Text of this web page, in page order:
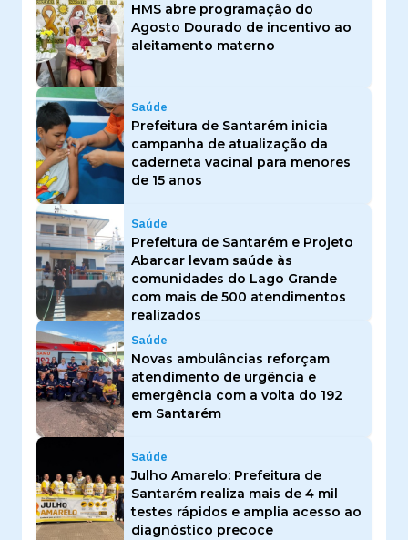
HMS abre programação do
Agosto Dourado de incentivo ao
aleitamento materno
Saúde
Prefeitura de Santarém inicia
campanha de atualização da
caderneta vacinal para menores
de 15 anos
Saúde
Prefeitura de Santarém e Projeto
Abarcar levam saúde às
comunidades do Lago Grande
com mais de 500 atendimentos
realizados
Saúde
Novas ambulâncias reforçam
atendimento de urgência e
emergência com a volta do 192
em Santarém
Saúde
Julho Amarelo: Prefeitura de
Santarém realiza mais de 4 mil
testes rápidos e amplia acesso ao
diagnóstico precoce